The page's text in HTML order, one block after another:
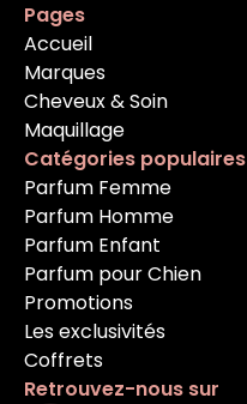
Pages
Accueil
Marques
Cheveux & Soin
Maquillage
Catégories populaires
Parfum Femme
Parfum Homme
Parfum Enfant
Parfum pour Chien
Promotions
Les exclusivités
Coffrets
Retrouvez-nous sur